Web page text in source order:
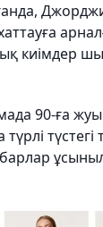
киімдер
90-ға
түстегі